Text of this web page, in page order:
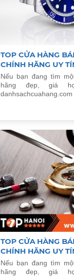
TOP CỬA HÀNG
CHÍNH HÃNG UY
XUYÊN, HÀ NỘI
Nếu bạn đang tìm
hãng đẹp, giá
hàng bán đồng hồ
TOP CỬA HÀNG
CHÍNH HÃNG UY
LÂM, HÀ NỘI
Nếu bạn đang tìm
hãng đẹp, giá